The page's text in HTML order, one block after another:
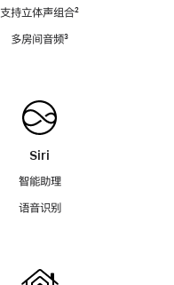
支持立体声组合脚
²
多房间音频脚
³
Siri
智能助理
语音识别